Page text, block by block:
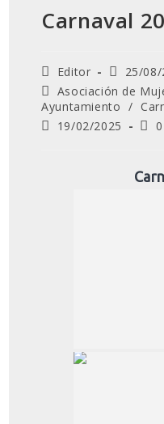
Carnaval
Autor
de
la
entrada:
Editor
de
la
entrada:
25/08/
Categoría
de
la
Asociación de
Ayuntamiento /
Última19/02/2025